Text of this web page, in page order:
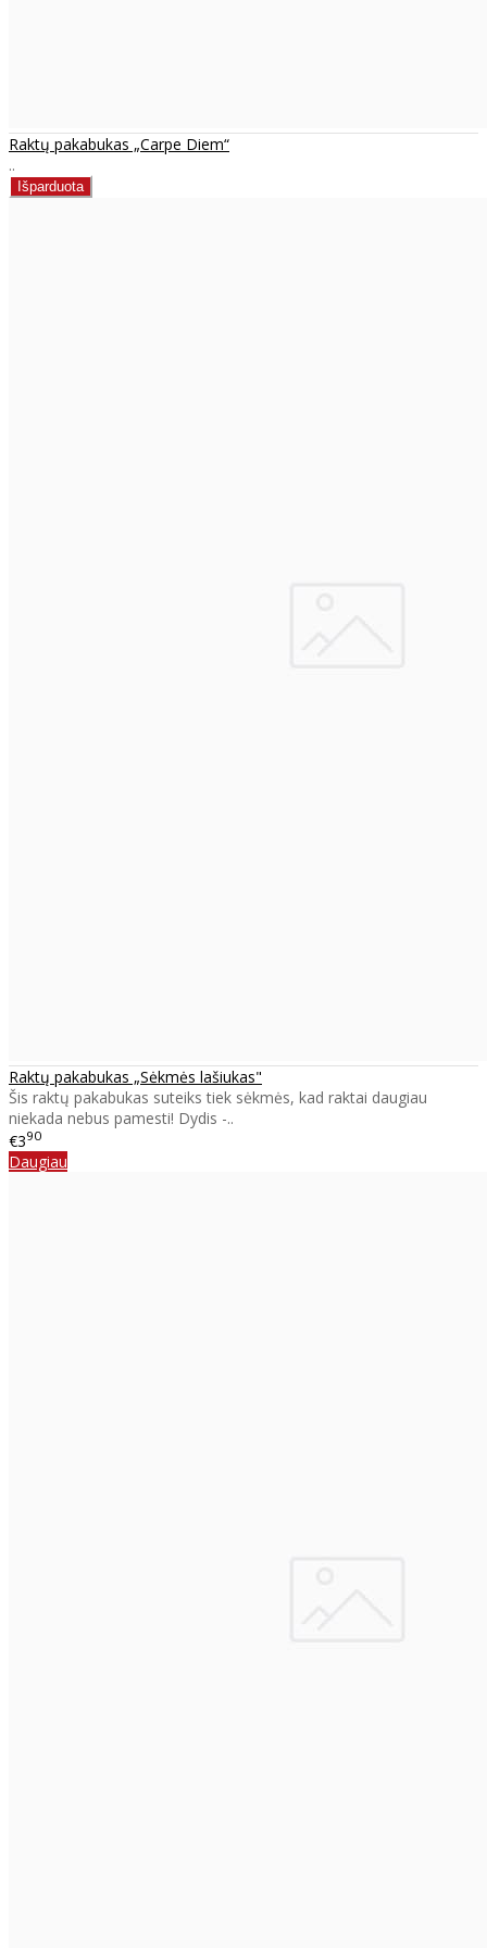
Raktų pakabukas „Carpe Diem“
..
Raktų pakabukas „Sėkmės lašiukas"
Šis raktų pakabukas suteiks tiek sėkmės, kad raktai daugiau
niekada nebus pamesti! Dydis -..
€390
Daugiau